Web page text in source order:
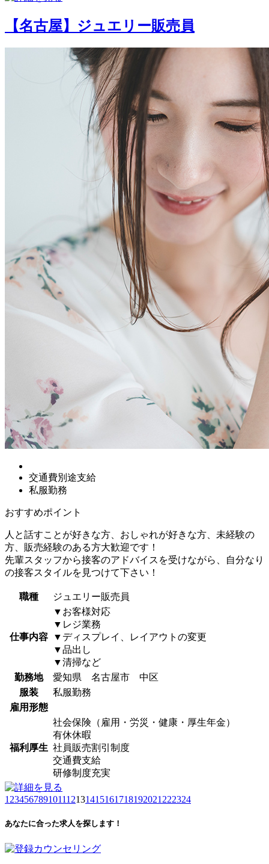
【名古屋】ジュエリー販売員
交通費別途支給
私服勤務
おすすめポイント
人と話すことが好きな方、おしゃれが好きな方、未経験の
方、販売経験のある方大歓迎です！
先輩スタッフから接客のアドバイスを受けながら、自分なり
の接客スタイルを見つけて下さい！
職種 ジュエリー販売員
仕事内容
▼お客様対応
▼レジ業務
▼ディスプレイ、レイアウトの変更
▼品出し
▼清掃など
勤務地
愛知県 名古屋市 中区
服装
私服勤務
雇用形態
福利厚生
社会保険（雇用・労災・健康・厚生年金）
有休休暇
社員販売割引制度
交通費支給
研修制度充実
1 23456789101112131415161718192021 222324
あなたに合った求人を探します！